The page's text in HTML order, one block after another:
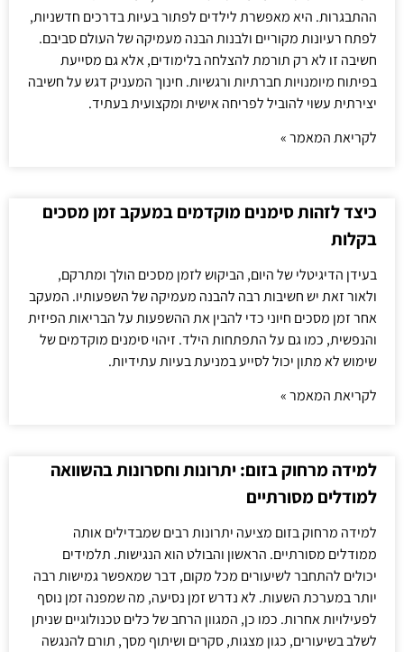
ההתבגרות. היא מאפשרת לילדים לפתור בעיות בדרכים חדשניות,
לפתח רעיונות מקוריים ולבנות הבנה מעמיקה של העולם סביבם.
חשיבה זו לא רק תורמת להצלחה בלימודים, אלא גם מסייעת
בפיתוח מיומנויות חברתיות ורגשיות. חינוך המעניק דגש על חשיבה
יצירתית עשוי להוביל לפריחה אישית ומקצועית בעתיד.
לקריאת המאמר »
כיצד לזהות סימנים מוקדמים במעקב זמן מסכים
בקלות
בעידן הדיגיטלי של היום, הביקוש לזמן מסכים הולך ומתרקם,
ולאור זאת יש חשיבות רבה להבנה מעמיקה של השפעותיו. המעקב
אחר זמן מסכים חיוני כדי להבין את ההשפעות על הבריאות הפיזית
והנפשית, כמו גם על התפתחות הילד. זיהוי סימנים מוקדמים של
שימוש לא מתון יכול לסייע במניעת בעיות עתידיות.
לקריאת המאמר »
למידה מרחוק בזום: יתרונות וחסרונות בהשוואה
למודלים מסורתיים
למידה מרחוק בזום מציעה יתרונות רבים שמבדילים אותה
ממודלים מסורתיים. הראשון והבולט הוא הנגישות. תלמידים
יכולים להתחבר לשיעורים מכל מקום, דבר שמאפשר גמישות רבה
יותר במערכת השעות. לא נדרש זמן נסיעה, מה שמפנה זמן נוסף
לפעילויות אחרות. כמו כן, המגוון הרחב של כלים טכנולוגיים שניתן
לשלב בשיעורים, כגון מצגות, סקרים ושיתוף מסך, תורם להנגשה